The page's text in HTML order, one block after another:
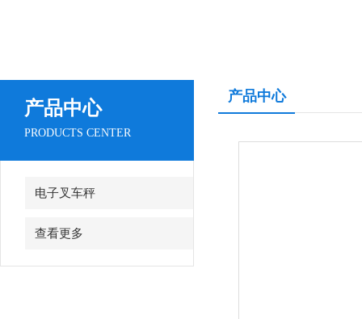
产品中心
PRODUCTS CENTER
电子叉车秤
查看更多
产品中心